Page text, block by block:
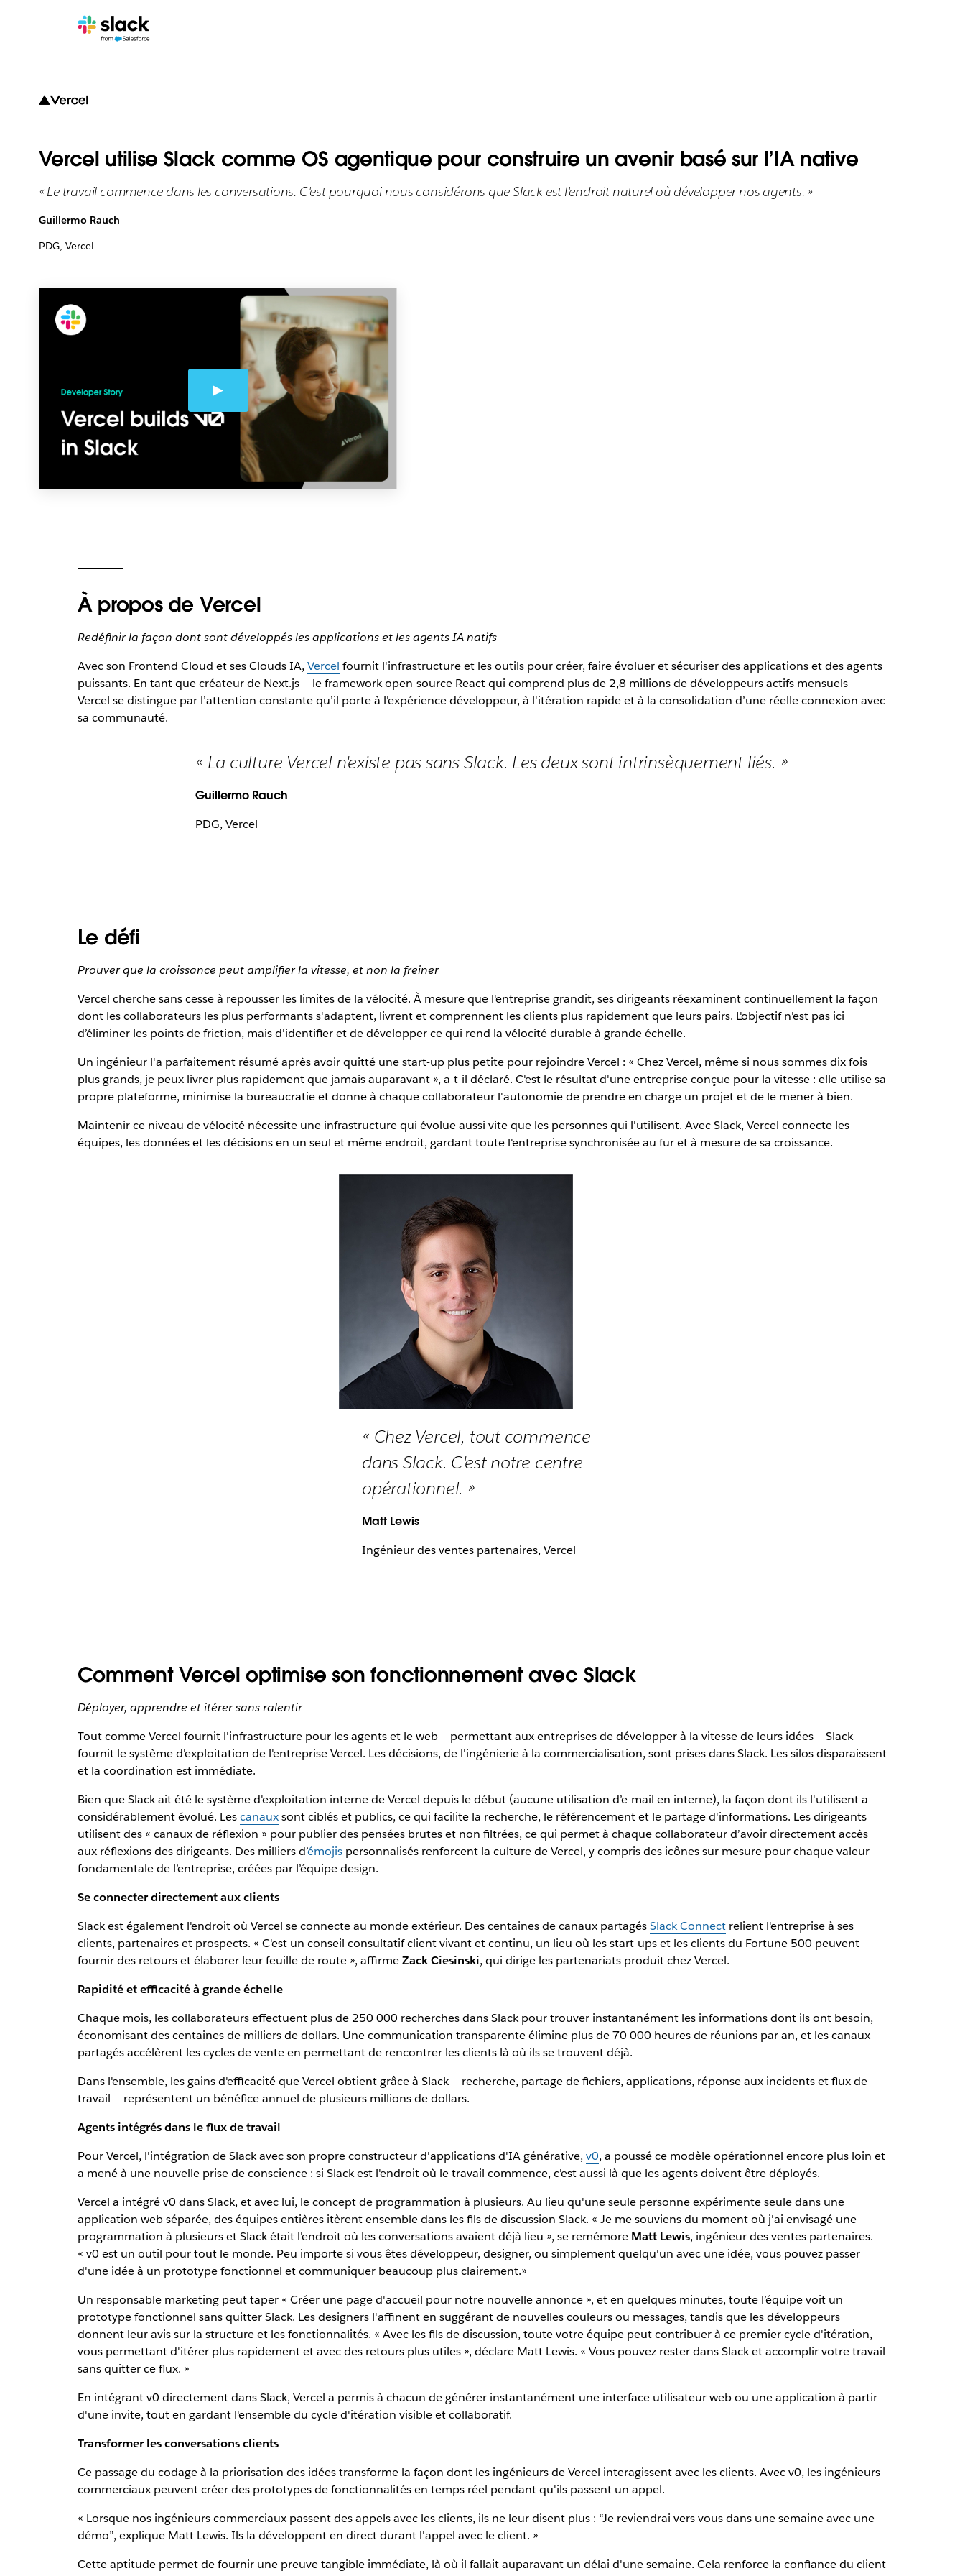
Vercel utilise Slack comme OS agentique pour construire un avenir basé sur l’IA native
« Le travail commence dans les conversations. C'est pourquoi nous considérons que Slack est l'endroit naturel où développer nos agents. »
Guillermo Rauch
PDG, Vercel
À propos de Vercel
Redéfinir la façon dont sont développés les applications et les agents IA natifs
Avec son Frontend Cloud et ses Clouds IA, Vercel fournit l'infrastructure et les outils pour créer, faire évoluer et sécuriser des applications et des agents
puissants. En tant que créateur de Next.js – le framework open-source React qui comprend plus de 2,8 millions de développeurs actifs mensuels –
Vercel se distingue par l’attention constante qu’il porte à l'expérience développeur, à l'itération rapide et à la consolidation d’une réelle connexion avec
sa communauté.
« La culture Vercel n'existe pas sans Slack. Les deux sont intrinsèquement liés. »
Guillermo Rauch
PDG, Vercel
Le défi
Prouver que la croissance peut amplifier la vitesse, et non la freiner
Vercel cherche sans cesse à repousser les limites de la vélocité. À mesure que l'entreprise grandit, ses dirigeants réexaminent continuellement la façon
dont les collaborateurs les plus performants s'adaptent, livrent et comprennent les clients plus rapidement que leurs pairs. L'objectif n'est pas ici
d’éliminer les points de friction, mais d'identifier et de développer ce qui rend la vélocité durable à grande échelle.
Un ingénieur l'a parfaitement résumé après avoir quitté une start-up plus petite pour rejoindre Vercel : « Chez Vercel, même si nous sommes dix fois
plus grands, je peux livrer plus rapidement que jamais auparavant », a-t-il déclaré. C'est le résultat d'une entreprise conçue pour la vitesse : elle utilise sa
propre plateforme, minimise la bureaucratie et donne à chaque collaborateur l'autonomie de prendre en charge un projet et de le mener à bien.
Maintenir ce niveau de vélocité nécessite une infrastructure qui évolue aussi vite que les personnes qui l'utilisent. Avec Slack, Vercel connecte les
équipes, les données et les décisions en un seul et même endroit, gardant toute l'entreprise synchronisée au fur et à mesure de sa croissance.
« Chez Vercel, tout commence
dans Slack. C'est notre centre
opérationnel. »
Matt Lewis
Ingénieur des ventes partenaires, Vercel
Comment Vercel optimise son fonctionnement avec Slack
Déployer, apprendre et itérer sans ralentir
Tout comme Vercel fournit l'infrastructure pour les agents et le web — permettant aux entreprises de développer à la vitesse de leurs idées — Slack
fournit le système d'exploitation de l'entreprise Vercel. Les décisions, de l'ingénierie à la commercialisation, sont prises dans Slack. Les silos disparaissent
et la coordination est immédiate.
Bien que Slack ait été le système d'exploitation interne de Vercel depuis le début (aucune utilisation d’e-mail en interne), la façon dont ils l'utilisent a
considérablement évolué. Lescanauxsont ciblés et publics, ce qui facilite la recherche, le référencement et le partage d'informations. Les dirigeants
utilisent des « canaux de réflexion » pour publier des pensées brutes et non filtrées, ce qui permet à chaque collaborateur d’avoir directement accès
aux réflexions des dirigeants. Des milliers d’émojispersonnalisés renforcent la culture de Vercel, y compris des icônes sur mesure pour chaque valeur
fondamentale de l’entreprise, créées par l’équipe design.
Se connecter directement aux clients
Slack est également l'endroit où Vercel se connecte au monde extérieur. Des centaines de canaux partagésSlack Connectrelient l'entreprise à ses
clients, partenaires et prospects. « C'est un conseil consultatif client vivant et continu, un lieu où les start-ups et les clients du Fortune 500 peuvent
fournir des retours et élaborer leur feuille de route », affirmeZack Ciesinski, qui dirige les partenariats produit chez Vercel.
Rapidité et efficacité à grande échelle
Chaque mois, les collaborateurs effectuent plus de 250 000 recherches dans Slack pour trouver instantanément les informations dont ils ont besoin,
économisant des centaines de milliers de dollars. Une communication transparente élimine plus de 70 000 heures de réunions par an, et les canaux
partagés accélèrent les cycles de vente en permettant de rencontrer les clients là où ils se trouvent déjà.
Dans l'ensemble, les gains d'efficacité que Vercel obtient grâce à Slack – recherche, partage de fichiers, applications, réponse aux incidents et flux de
travail – représentent un bénéfice annuel de plusieurs millions de dollars.
Agents intégrés dans le flux de travail
Pour Vercel, l'intégration de Slack avec son propre constructeur d'applications d'IA générative, v0, a poussé ce modèle opérationnel encore plus loin et
a mené à une nouvelle prise de conscience : si Slack est l'endroit où le travail commence, c'est aussi là que les agents doivent être déployés.
Vercel a intégré v0 dans Slack, et avec lui, le concept de programmation à plusieurs. Au lieu qu'une seule personne expérimente seule dans une
application web séparée, des équipes entières itèrent ensemble dans les fils de discussion Slack. « Je me souviens du moment où j'ai envisagé une
programmation à plusieurs et Slack était l'endroit où les conversations avaient déjà lieu », se remémore Matt Lewis, ingénieur des ventes partenaires.
« v0 est un outil pour tout le monde. Peu importe si vous êtes développeur, designer, ou simplement quelqu'un avec une idée, vous pouvez passer
d'une idée à un prototype fonctionnel et communiquer beaucoup plus clairement.»
Un responsable marketing peut taper « Créer une page d'accueil pour notre nouvelle annonce », et en quelques minutes, toute l’équipe voit un
prototype fonctionnel sans quitter Slack. Les designers l'affinent en suggérant de nouvelles couleurs ou messages, tandis que les développeurs
donnent leur avis sur la structure et les fonctionnalités. « Avec les fils de discussion, toute votre équipe peut contribuer à ce premier cycle d'itération,
vous permettant d'itérer plus rapidement et avec des retours plus utiles », déclare Matt Lewis. « Vous pouvez rester dans Slack et accomplir votre travail
sans quitter ce flux. »
En intégrant v0 directement dans Slack, Vercel a permis à chacun de générer instantanément une interface utilisateur web ou une application à partir
d'une invite, tout en gardant l'ensemble du cycle d'itération visible et collaboratif.
Transformer les conversations clients
Ce passage du codage à la priorisation des idées transforme la façon dont les ingénieurs de Vercel interagissent avec les clients. Avec v0, les ingénieurs
commerciaux peuvent créer des prototypes de fonctionnalités en temps réel pendant qu'ils passent un appel.
« Lorsque nos ingénieurs commerciaux passent des appels avec les clients, ils ne leur disent plus : “Je reviendrai vers vous dans une semaine avec une
démo”, explique Matt Lewis. Ils la développent en direct durant l'appel avec le client. »
Cette aptitude permet de fournir une preuve tangible immédiate, là où il fallait auparavant un délai d'une semaine. Cela renforce la confiance du client